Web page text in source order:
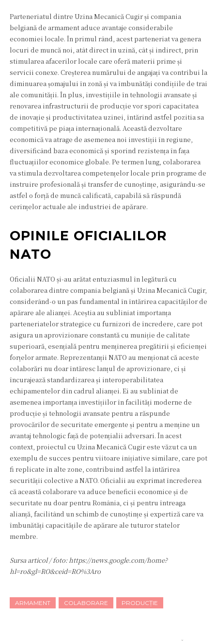
Parteneriatul dintre Uzina Mecanică Cugir și compania
belgiană de armament aduce avantaje considerabile
economiei locale. În primul rând, acest parteneriat va genera
locuri de muncă noi, atât direct în uzină, cât și indirect, prin
stimularea afacerilor locale care oferă materii prime și
servicii conexe. Creșterea numărului de angajați va contribui la
diminuarea șomajului în zonă și va îmbunătăți condițiile de trai
ale comunității. În plus, investițiile în tehnologii avansate și
renovarea infrastructurii de producție vor spori capacitatea
de inovație și productivitatea uzinei, întărind astfel pozitia sa
competitivă pe piața internațională. Această dezvoltare
economică va atrage de asemenea noi investiții în regiune,
diversificând baza economică și sporind rezistența în fața
fluctuațiilor economice globale. Pe termen lung, colaborarea
va stimula dezvoltarea competențelor locale prin programe de
instruire profesională și transfer de cunoștințe, asigurându-se
astfel o forță de muncă calificată, capabilă să răspundă
cerințelor actuale ale industriei de apărare.
OPINILE OFICIALILOR
NATO
Oficialii NATO și-au arătat entuziasmul în legătură cu
colaborarea dintre compania belgiană și Uzina Mecanică Cugir,
considerând-o un pas fundamental în întărirea capacităților de
apărare ale alianței. Aceștia au subliniat importanța
parteneriatelor strategice cu furnizori de încredere, care pot
asigura un aprovizionare constantă cu muniție de calitate
superioară, esențială pentru menținerea pregătirii și eficienței
forțelor armate. Reprezentanții NATO au menționat că aceste
colaborări nu doar întăresc lanțul de aprovizionare, ci și
încurajează standardizarea și interoperabilitatea
echipamentelor din cadrul alianței. Ei au subliniat de
asemenea importanța investițiilor în facilități moderne de
producție și tehnologii avansate pentru a răspunde
provocărilor de securitate emergente și pentru a menține un
avantaj tehnologic față de potențialii adversari. În acest
context, proiectul cu Uzina Mecanică Cugir este văzut ca un
exemplu de succes pentru viitoare inițiative similare, care pot
fi replicate în alte zone, contribuind astfel la întărirea
securității colective a NATO. Oficialii au exprimat încrederea
că această colaborare va aduce beneficii economice și de
securitate nu doar pentru România, ci și pentru întreaga
alianță, facilitând un schimb de cunoștințe și expertiză care va
îmbunătăți capacitățile de apărare ale tuturor statelor
membre.
Sursa articol / foto: https://news.google.com/home?
hl=ro&gl=RO&ceid=RO%3Aro
ARMAMENT COLABORARE PRODUCȚIE